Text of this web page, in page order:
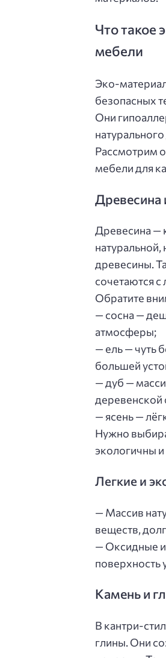
Что такое
мебели
Эко-
безопасных
Они
Рассмотрим
мебели для
Древесина
Древесина —
древесины.
сочетаются
Обратите
— сосна —
атмосферы;
— ель — чуть
большей
— дуб —
деревенской
— ясень —
Нужно
экологичны
Легкие и
— Массив
веществ,
— Оксидные и
поверхность
Камень и
В кантри-
глины. Они